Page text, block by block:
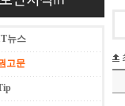
뉴스
고문